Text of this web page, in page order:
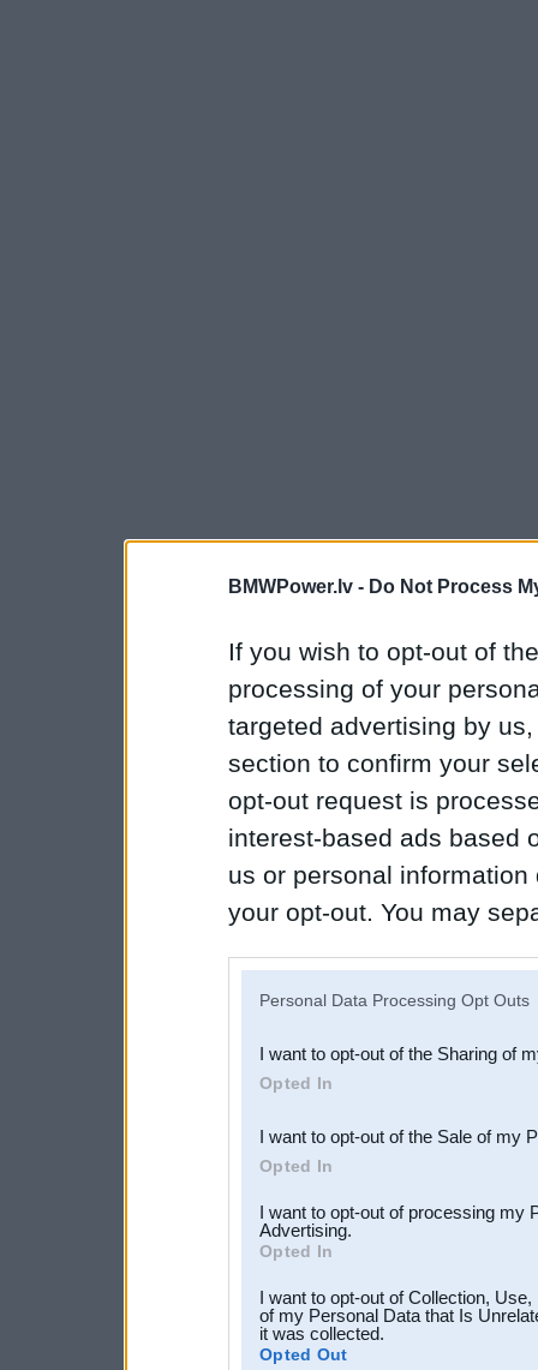
BMWPower.lv - Do Not Process
If you wish to opt-out of
processing of your
targeted advertising by
section to confirm your
opt-out request is
interest-based ads based
us or personal
your opt-out. You may
Downstream Participants
third parties.
Personal Data Processing Opt Outs
I want to opt-out of the Sharing of
Opted In
I want to opt-out of the Sale of my
Opted In
I want to opt-out of processing my
Advertising.
Opted In
I want to opt-out of Collection,
of my Personal Data that Is
it was collected.
Opted Out